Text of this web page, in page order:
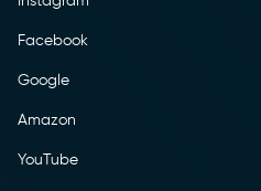
Facebook
Google
Amazon
YouTube